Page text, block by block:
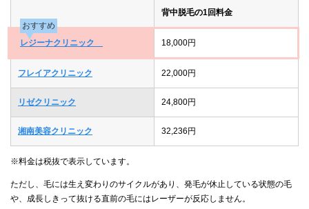
背中脱毛の1回料金
おすすめ
レジーナクリニック
18,000円
フレイアクリニック 22,000円
リゼクリニック 24,800円
湘南美容クリニック 32,236円
※料金は税抜で表示しています。
ただし、毛には生え変わりのサイクルがあり、発毛が休止している状態の毛
や、成長しきって抜ける直前の毛にはレーザーが反応しません。